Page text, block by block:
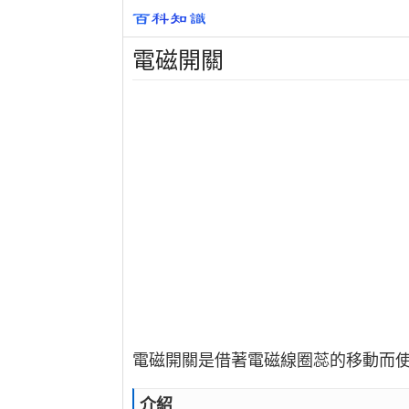
電磁開關
電磁開關是借著電磁線圈蕊的移動而
介紹